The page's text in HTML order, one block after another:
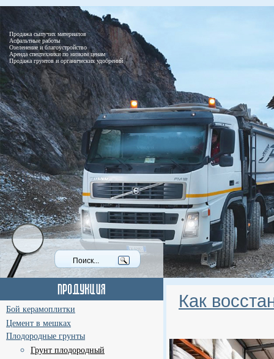
Продажа сыпучих материалов
Асфальтные работы
Озеленение и благоустройство
Аренда спецтехники по низким ценам
Продажа грунтов и органических удобрений
Бой керамоплитки
Цемент в мешках
Плодородные грунты
Грунт плодородный
Как